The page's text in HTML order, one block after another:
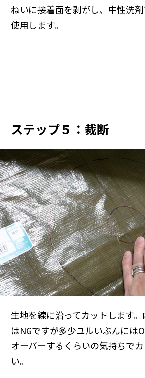
ねいに接着面を剥がし、中性洗
使用します。
ステップ５：裁断
生地を線に沿ってカットします
はNGですが多少ユルいぶんには
オーバーするくらいの気持ちで
い。